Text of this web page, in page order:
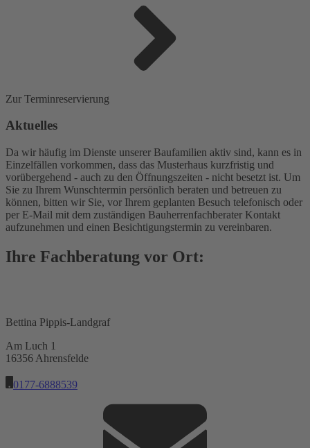
Zur Terminreservierung
Aktuelles
Da wir häufig im Dienste unserer Baufamilien aktiv sind, kann es in
Einzelfällen vorkommen, dass das Musterhaus kurzfristig und
vorübergehend - auch zu den Öffnungszeiten - nicht besetzt ist. Um
Sie zu Ihrem Wunschtermin persönlich beraten und betreuen zu
können, bitten wir Sie, vor Ihrem geplanten Besuch telefonisch oder
per E-Mail mit dem zuständigen Bauherrenfachberater Kontakt
aufzunehmen und einen Besichtigungstermin zu vereinbaren.
Ihre Fachberatung vor Ort:
Bettina Pippis-Landgraf
Am Luch 1
16356 Ahrensfelde
0177-6888539